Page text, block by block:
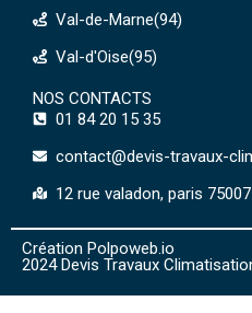
Val-de-Marne(94)
Val-d'Oise(95)
NOS CONTACTS
01 84 20 15 35
contact@devis-travaux-
12 rue valadon, paris 75007
Création Polpoweb.io
2024 Devis Travaux